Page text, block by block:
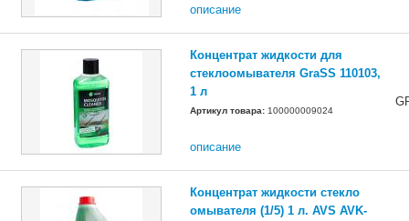
описание
Концентрат жидкости для
стеклоомывателя GraSS 110103,
1 л
Артикул товара: 100000009024
описание
Концентрат жидкости стекло
омывателя (1/5) 1 л. AVS AVK-